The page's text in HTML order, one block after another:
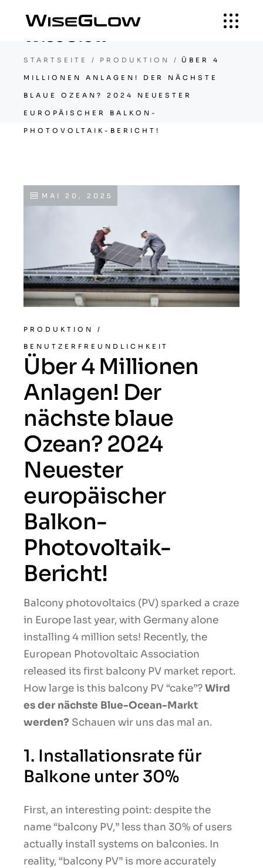
WiseGlow
STARTSEITE PRODUKTION ÜBER 4
MILLIONEN ANLAGEN! DER NÄCHSTE
BLAUE OZEAN? 2024 NEUESTER
EUROPÄISCHER BALKON-
PHOTOVOLTAIK-BERICHT!
MAI 20, 2025
PRODUKTION /
BENUTZERFREUNDLICHKEIT
Über 4 Millionen
Anlagen! Der
nächste blaue
Ozean? 2024
Neuester
europäischer
Balkon-
Photovoltaik-
Bericht!
Balcony photovoltaics (PV) sparked a craze
in Europe last year, with Germany alone
installing 4 million sets! Recently, the
European Photovoltaic Association
released its first balcony PV market report.
How large is this balcony PV “cake”?Wird
es der nächste Blue-Ocean-Markt
werden? Schauen wir uns das mal an.
1. Installationsrate für
Balkone unter 30%
First, an interesting point: despite the
name “balcony PV,” less than 30% of users
actually install systems on balconies. In
reality, “balcony PV” is more accurately